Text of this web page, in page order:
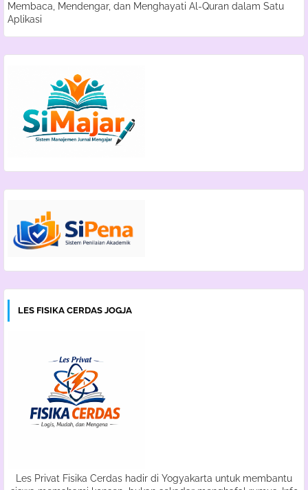
Membaca, Mendengar, dan Menghayati Al-Quran dalam Satu
Aplikasi
LES FISIKA CERDAS JOGJA
Les Privat Fisika Cerdas hadir di Yogyakarta untuk membantu